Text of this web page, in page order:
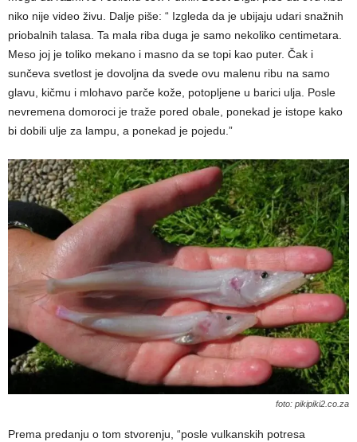
niko nije video živu. Dalje piše: “ Izgleda da je ubijaju udari snažnih
priobalnih talasa. Ta mala riba duga je samo nekoliko centimetara.
Meso joj je toliko mekano i masno da se topi kao puter. Čak i
sunčeva svetlost je dovoljna da svede ovu malenu ribu na samo
glavu, kičmu i mlohavo parče kože, potopljene u barici ulja. Posle
nevremena domoroci je traže pored obale, ponekad je istope kako
bi dobili ulje za lampu, a ponekad je pojedu.”
foto: pikipiki2.co.za
Prema predanju o tom stvorenju, “posle vulkanskih potresa